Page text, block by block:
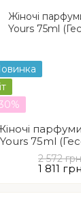
Yours 75ml
2 572 грн
1 811 грн